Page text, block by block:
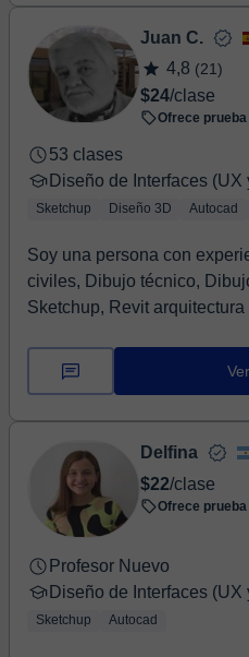
Juan C.
4,8 (21)
$24/clase
Ofrece
53 clases
Diseño de Interfaces (UX
Sketchup Diseño 3D Autocad
Soy una persona con
civiles, Dibujo técnico,
Sketchup, Revit arquitectura
Delfina
$22/clase
Ofrece
Profesor Nuevo
Diseño de Interfaces (UX
Sketchup Autocad